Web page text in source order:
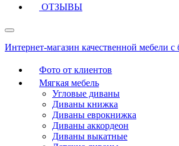
ОТЗЫВЫ
Интернет-магазин качественной мебели с
Фото от клиентов
Мягкая мебель
Угловые диваны
Диваны книжка
Диваны еврокнижка
Диваны аккордеон
Диваны выкатные